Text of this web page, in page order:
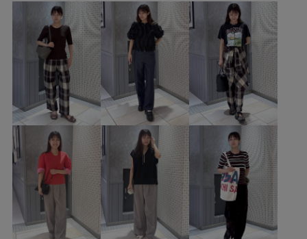
2026ceremonybi EMOELLE26SS Uネック
お手入れしやすい きれいに見える さっと羽織れる
ゆったり オケージョン オフショルダー
カジュアル カジュアルすぎない クラッチ コットン
コーディネートのアクセント
シンプル ジャケット スカート スクエアトゥ
ステッチ タイト
タック トレンド ドレス